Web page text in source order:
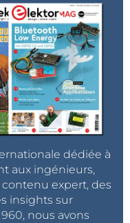
dédiée à
aux ingénieurs,
expert, des
insights sur
nous avons